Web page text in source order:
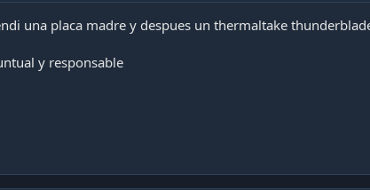
una placa madre y despues un thermaltake
y responsable